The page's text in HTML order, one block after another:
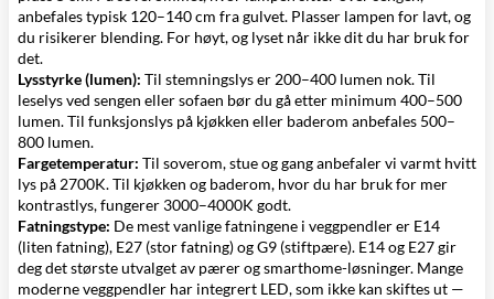
anbefales typisk 120–140 cm fra gulvet. Plasser lampen for lavt, og
du risikerer blending. For høyt, og lyset når ikke dit du har bruk for
det.
Lysstyrke (lumen): Til stemningslys er 200–400 lumen nok. Til
leselys ved sengen eller sofaen bør du gå etter minimum 400–500
lumen. Til funksjonslys på kjøkken eller baderom anbefales 500–
800 lumen.
Fargetemperatur: Til soverom, stue og gang anbefaler vi varmt hvitt
lys på 2700K. Til kjøkken og baderom, hvor du har bruk for mer
kontrastlys, fungerer 3000–4000K godt.
Fatningstype: De mest vanlige fatningene i veggpendler er E14
(liten fatning), E27 (stor fatning) og G9 (stiftpære). E14 og E27 gir
deg det største utvalget av pærer og smarthome-løsninger. Mange
moderne veggpendler har integrert LED, som ikke kan skiftes ut —